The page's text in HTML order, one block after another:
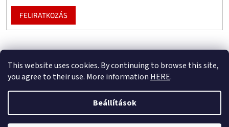
This website uses cookies. By continuing to browse this site,
you agree to their use. More information HERE.
Beállítások
FELIRATKOZÁS
Shoptet készítette